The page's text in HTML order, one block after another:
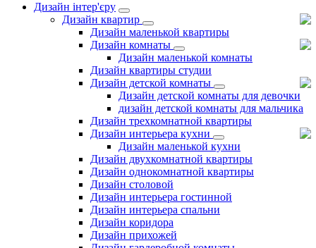
Дизайн інтер'єру
Дизайн квартир
Дизайн маленькой квартиры
Дизайн комнаты
Дизайн маленькой комнаты
Дизайн квартиры студии
Дизайн детской комнаты
Дизайн детской комнаты для девочки
дизайн детской комнаты для мальчика
Дизайн трехкомнатной квартиры
Дизайн интерьера кухни
Дизайн маленькой кухни
Дизайн двухкомнатной квартиры
Дизайн однокомнатной квартиры
Дизайн столовой
Дизайн интерьера гостинной
Дизайн интерьера спальни
Дизайн коридора
Дизайн прихожей